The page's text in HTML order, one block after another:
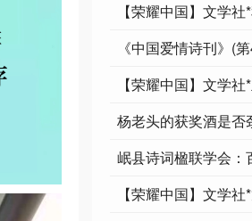
【荣耀中国】文学
杨老头的获奖酒是否